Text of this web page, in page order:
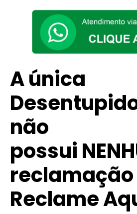
A única
não
possui
reclamação
Reclame